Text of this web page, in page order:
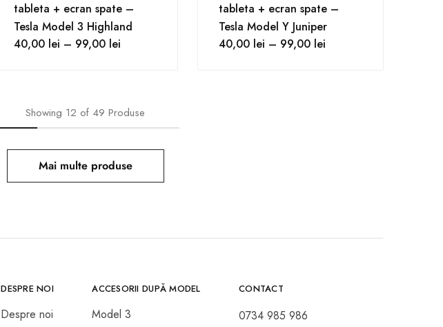
tableta + ecran spate –
Tesla Model 3 Highland
40,00 lei – 99,00 lei
tableta + ecran spate –
Tesla Model Y Juniper
40,00 lei – 99,00 lei
Showing 12of 49Produse
Mai multe produse
DESPRE NOI
Despre noi
ACCESORII DUPĂ MODEL
Model 3
CONTACT
0734 985 986